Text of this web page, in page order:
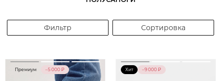
Фильтр Сортировка
Премиум –5 000 ₽ Хит –9 000 ₽